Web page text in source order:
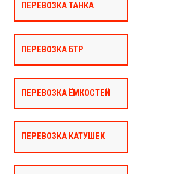
ПЕРЕВОЗКА ТАНКА
ПЕРЕВОЗКА БТР
ПЕРЕВОЗКА ЁМКОСТЕЙ
ПЕРЕВОЗКА КАТУШЕК